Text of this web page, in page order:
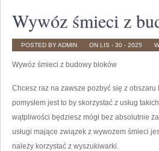
Wywóz śmieci z
POSTED BY ADMIN ON LIS - 30 - 2025
Wywóz śmieci z budowy bloków
Chcesz raz na zawsze pozbyć się z
pomysłem jest to by skorzystać z usług
wątpliwości będziesz mógł bez absolutnie
usługi mające związek z wywozem śmieci
należy korzystać z wyszukiwarki.